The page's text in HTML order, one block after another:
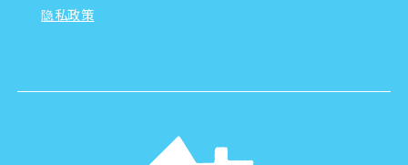
隐私政策